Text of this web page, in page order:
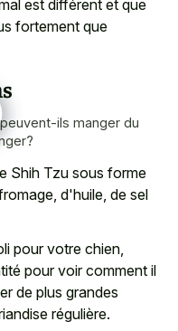
est différent et que
fortement que
ils manger du
Shih Tzu sous forme
d'huile, de sel
pour votre chien,
pour voir comment il
de plus grandes
régulière.